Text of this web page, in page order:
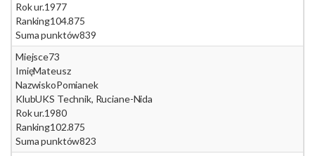
Rok ur.1977
Ranking104.875
Suma punktów839
Miejsce73
ImięMateusz
NazwiskoPomianek
KlubUKS Technik, Ruciane-Nida
Rok ur.1980
Ranking102.875
Suma punktów823